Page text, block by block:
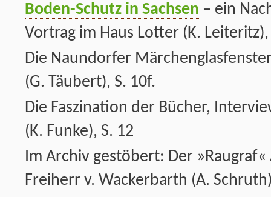
Boden-Schutz in Sachsen – ein
Vortrag im Haus Lotter (K. Leiteritz),
Die Naundorfer
(G. Täubert), S. 10f.
Die Faszination der Bücher,
(K. Funke), S. 12
Im Archiv gestöbert: Der »Raugraf«
Freiherr v. Wackerbarth (A.